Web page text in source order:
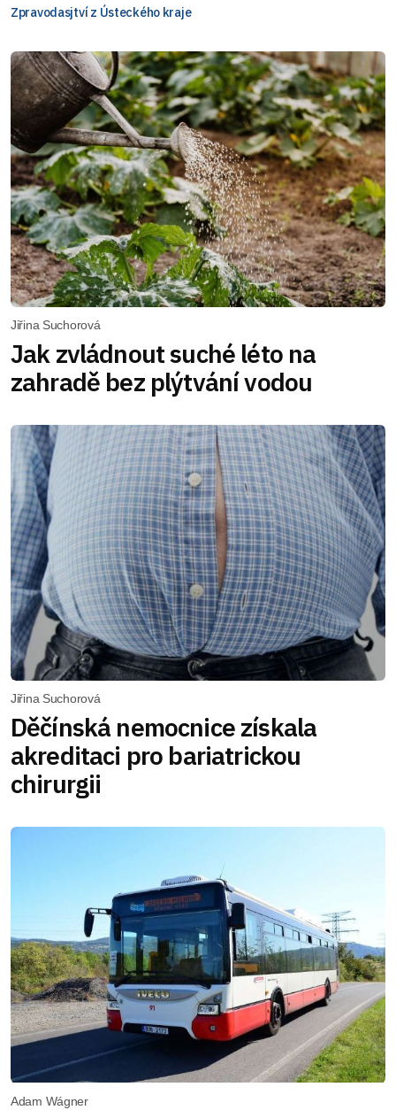
Zpravodasjtví z Ústeckého kraje
Jiřina Suchorová
Jak zvládnout suché léto na
zahradě bez plýtvání vodou
Jiřina Suchorová
Děčínská nemocnice získala
akreditaci pro bariatrickou
chirurgii
Adam Wágner